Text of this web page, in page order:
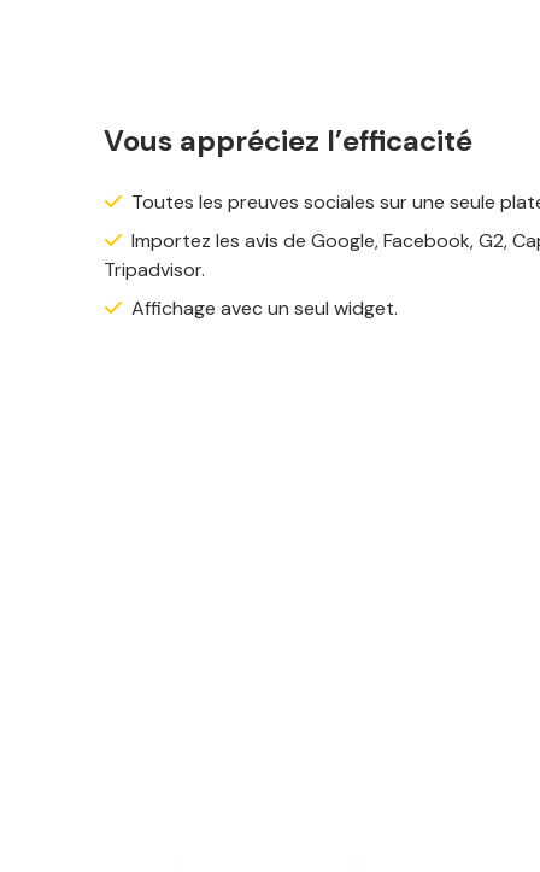
Vous appréciez l’efficacité
Toutes les preuves sociales sur une seule
Importez les avis de Google, Facebook, G2,
Tripadvisor.
Affichage avec un seul widget.